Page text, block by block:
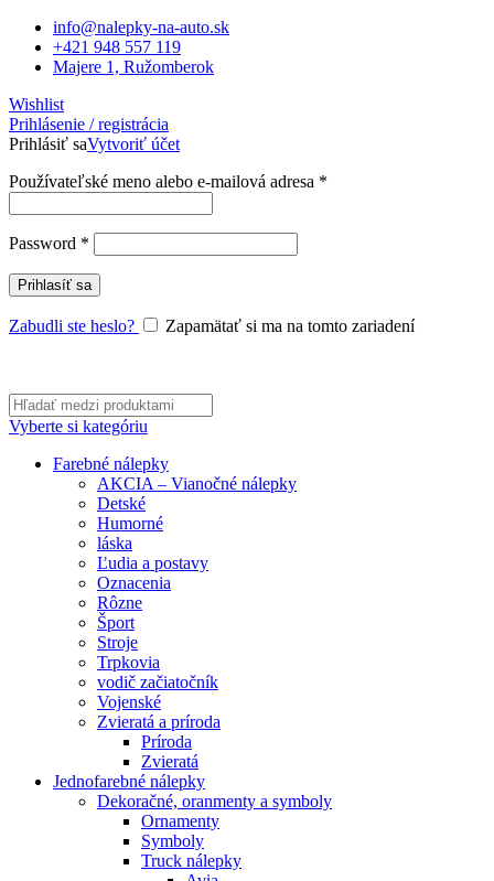
info@nalepky-na-auto.sk
+421 948 557 119
Majere 1, Ružomberok
Wishlist
Prihlásenie / registrácia
Prihlásiť saVytvoriť účet
Používateľské meno alebo e-mailová adresa *
Password *
Prihlasíť sa
Zabudli ste heslo? Zapamätať si ma na tomto zariadení
Vyberte si kategóriu
Farebné nálepky
AKCIA – Vianočné nálepky
Detské
Humorné
láska
Ľudia a postavy
Oznacenia
Rôzne
Šport
Stroje
Trpkovia
vodič začiatočník
Vojenské
Zvieratá a príroda
Príroda
Zvieratá
Jednofarebné nálepky
Dekoračné, oranmenty a symboly
Ornamenty
Symboly
Truck nálepky